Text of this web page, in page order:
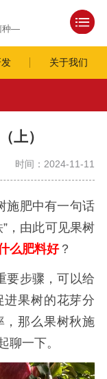
种—
关于我们
上）
时间：2024-11-11
施肥中有一句话
，由此可见果树
么肥料好？
要步骤，可以给
果树的花芽分
，那么果树秋施
聊一下。